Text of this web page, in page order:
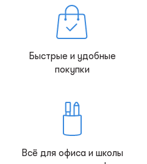
Быстрые и удобные
покупки
Всё для офиса и школы